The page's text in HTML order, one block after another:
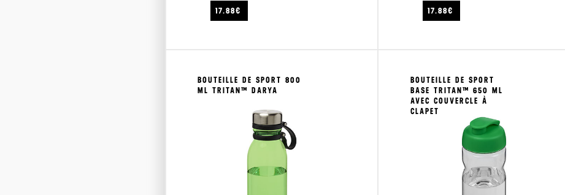
17.88€
VOIR LE PRODUIT
17.88€
BOUTEILLE DE SPORT 800
ML TRITAN™ DARYA
BOUTEILLE DE SPORT
BASE TRITAN™ 650 ML
AVEC COUVERCLE À
CLAPET